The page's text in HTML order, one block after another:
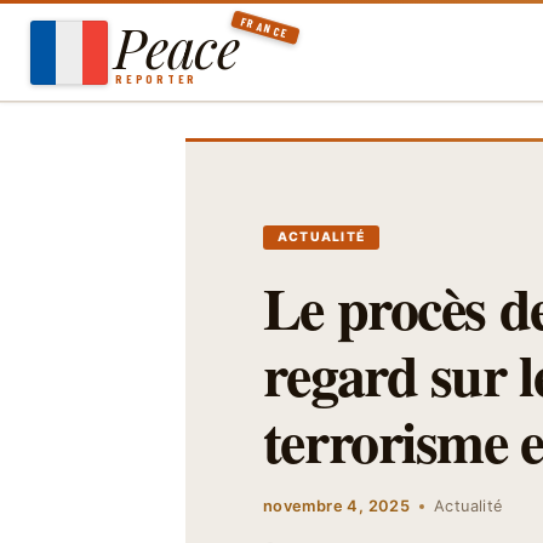
Aller
contenu
Peace
REPORTER
FRANCE
ACTUALITÉ
Le procès
regard sur
terrorisme
novembre 4, 2025 Actualité